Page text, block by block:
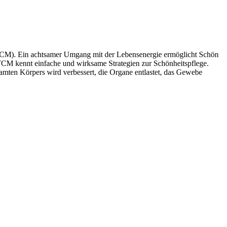
Ein achtsamer Umgang mit der Lebensenergie ermöglicht Schön
kennt einfache und wirksame Strategien zur Schönheitspflege.
Körpers wird verbessert, die Organe entlastet, das Gewebe